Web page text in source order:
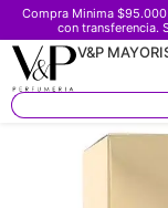
Compra Minima
con transferencia.
V&P